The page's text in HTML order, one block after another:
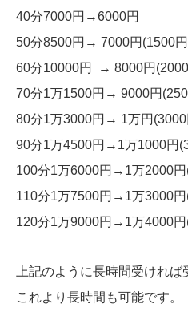
40分7000円→6000円
50分8500円→ 7000円(1500
60分10000円 → 8000円
70分1万1500円→ 9000円
80分1万3000円→ 1万円(3000
90分1万4500円→1万1000円
100分1万6000円→1万2000
110分1万7500円→1万3000
120分1万9000円→1万4000
上記のように長時間受ければ
これより長時間も可能です。